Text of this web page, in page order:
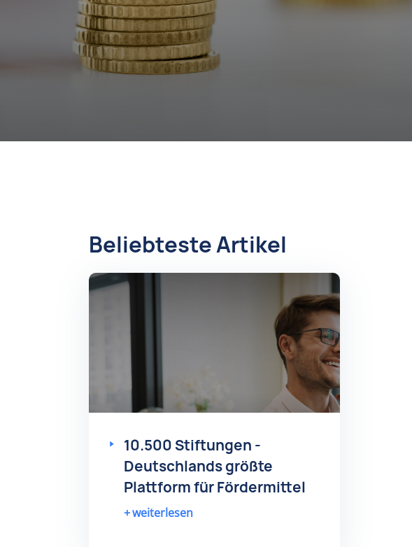
Beliebteste Artikel
10.500 Stiftungen -
Deutschlands größte
Plattform für Fördermittel
weiterlesen